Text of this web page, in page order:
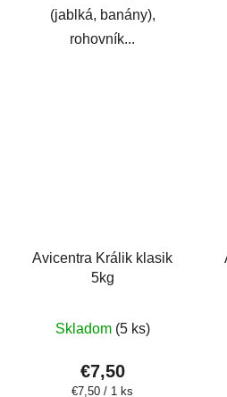
(jablká, banány),
rohovník...
Avicentra Králik klasik
5kg
Skladom (5 ks)
€7,50
Jednotková
€7,50 / 1 ks